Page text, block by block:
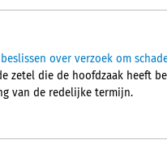
over verzoek om
zetel die de hoofdzaak heeft
van de redelijke termijn.